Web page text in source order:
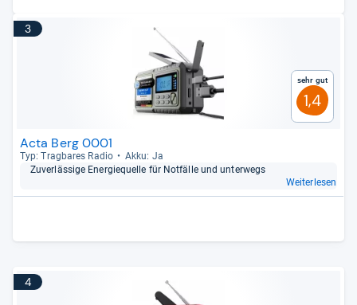
3
Sehr gut
1,4
Acta Berg 0001
Typ: Trag­ba­res Radio
Akku: Ja
Zuver­läs­sige Ener­gie­quelle für Not­fälle und unter­wegs
Weiterlesen
4